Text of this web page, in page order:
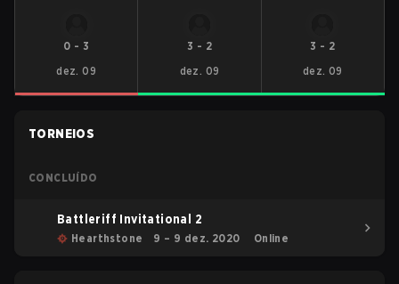
0 - 3
dez. 09
3 - 2
dez. 09
3 - 2
dez. 09
TORNEIOS
CONCLUÍDO
Battleriff Invitational 2
Hearthstone 9 – 9 dez. 2020 Online